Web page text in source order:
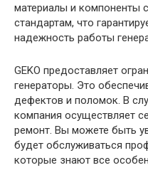
материалы и компоненты
стандартам, что
надежность работы
GEKO предоставляет
генераторы. Это
дефектов и поломок. В
компания осуществляет
ремонт. Вы можете быть
будет обслуживаться
которые знают все